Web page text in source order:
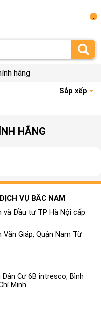
hãng
Sắp xếp
HÃNG
VỤ BẮC NAM
và Đầu tư TP Hà Nội cấp
Giáp, Quận Nam Từ
Cư 6B intresco, Bình
Minh.